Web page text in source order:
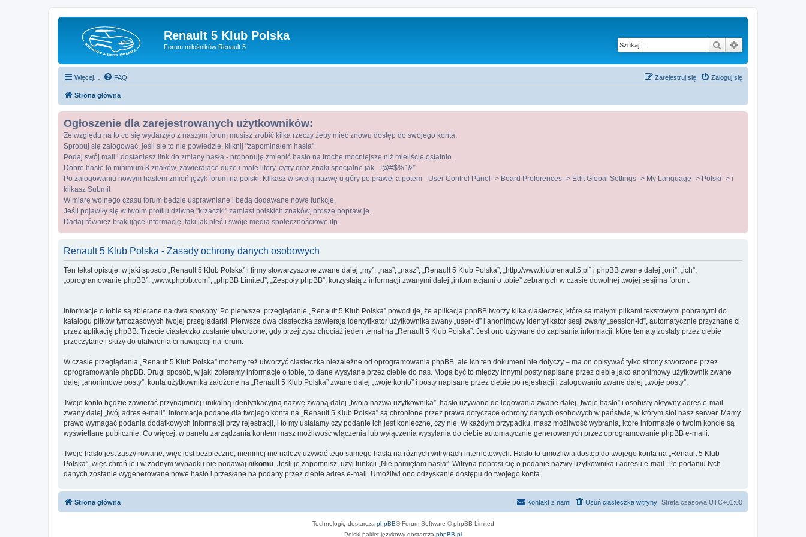
Renault 5 Klub Polska
Forum miłośników Renault 5 Szukaj
Więcej… FAQ Zaloguj się
Zarejestruj się
Strona główna
Ogłoszenie dla zarejestrowanych użytkowników:
Ze względu na to co się wydarzyło z naszym forum musisz zrobić kilka rzeczy żeby mieć znowu dostęp do swojego konta.
Spróbuj się zalogować, jeśli się to nie powiedzie, kliknij "zapominałem hasła"
Podaj swój mail i dostaniesz link do zmiany hasła - proponuję zmienić hasło na trochę mocniejsze niż mieliście ostatnio.
Dobre hasło to minimum 8 znaków, zawierające duże i małe litery, cyfry oraz znaki specjalne jak - !@#$%^&*
Po zalogowaniu nowym hasłem zmień język forum na polski. Klikasz w swoją nazwę u góry po prawej a potem - User Control Panel -> Board Preferences -> Edit Global Settings -> My Language -> Polski -> i
klikasz Submit
W miarę wolnego czasu forum będzie usprawniane i będą dodawane nowe funkcje.
Jeśli pojawiły się w twoim profilu dziwne "krzaczki" zamiast polskich znaków, proszę popraw je.
Dadaj również brakujące informację, taki jak płeć i swoje media społecznościowe itp.
Renault 5 Klub Polska - Zasady ochrony danych osobowych
Ten tekst opisuje, w jaki sposób „Renault 5 Klub Polska” i firmy stowarzyszone zwane dalej „my”, „nas”, „nasz”, „Renault 5 Klub Polska”, „http://www.klubrenault5.pl” i phpBB zwane dalej „oni”, „ich”,
„oprogramowanie phpBB”, „www.phpbb.com”, „phpBB Limited”, „Zespoły phpBB”, korzystają z informacji zwanymi dalej „informacjami o tobie” zebranych w czasie dowolnej twojej sesji na forum.
Informacje o tobie są zbierane na dwa sposoby. Po pierwsze, przeglądanie „Renault 5 Klub Polska” powoduje, że aplikacja phpBB tworzy kilka ciasteczek, które są małymi plikami tekstowymi pobranymi do
katalogu plików tymczasowych twojej przeglądarki. Pierwsze dwa ciasteczka zawierają identyfikator użytkownika zwany „user-id” i anonimowy identyfikator sesji zwany „session-id”, automatycznie przyznane ci
przez aplikację phpBB. Trzecie ciasteczko zostanie utworzone, gdy przejrzysz chociaż jeden temat na „Renault 5 Klub Polska”. Jest ono używane do zapisania informacji, które tematy zostały przez ciebie
przeczytane i służy do ułatwienia ci nawigacji na forum.
W czasie przeglądania „Renault 5 Klub Polska” możemy też utworzyć ciasteczka niezależne od oprogramowania phpBB, ale ich ten dokument nie dotyczy – ma on opisywać tylko strony stworzone przez
oprogramowanie phpBB. Drugi sposób, w jaki zbieramy informacje o tobie, to dane wysyłane przez ciebie do nas. Mogą być to między innymi posty napisane przez ciebie jako anonimowy użytkownik zwane
dalej „anonimowe posty”, konta użytkownika założone na „Renault 5 Klub Polska” zwane dalej „twoje konto” i posty napisane przez ciebie po rejestracji i zalogowaniu zwane dalej „twoje posty”.
Twoje konto będzie zawierać przynajmniej unikalną identyfikacyjną nazwę zwaną dalej „twoja nazwa użytkownika”, hasło używane do logowania zwane dalej „twoje hasło” i osobisty aktywny adres e-mail
zwany dalej „twój adres e-mail”. Informacje podane dla twojego konta na „Renault 5 Klub Polska” są chronione przez prawa dotyczące ochrony danych osobowych w państwie, w którym stoi nasz serwer. Mamy
prawo wymagać podania dodatkowych informacji przy rejestracji, i to my ustalamy czy podanie ich jest konieczne, czy nie. W każdym przypadku, masz możliwość wybrania, które informacje o twoim koncie są
wyświetlane publicznie. Co więcej, w panelu zarządzania kontem masz możliwość włączenia lub wyłączenia wysyłania do ciebie automatycznie generowanych przez oprogramowanie phpBB e-maili.
Twoje hasło jest zaszyfrowane, więc jest bezpieczne, niemniej nie należy używać tego samego hasła na różnych witrynach internetowych. Hasło to umożliwia dostęp do twojego konta na „Renault 5 Klub
Polska”, więc chroń je i w żadnym wypadku nie podawaj nikomu . Jeśli je zapomnisz, użyj funkcji „Nie pamiętam hasła”. Witryna poprosi cię o podanie nazwy użytkownika i adresu e-mail. Po podaniu tych
danych zostanie wygenerowane nowe hasło i przesłane na podany przez ciebie adres e-mail. Umożliwi ono odzyskanie dostępu do twojego konta.
Strona główna Strefa czasowa UTC+01:00
Usuń ciasteczka witryny
Kontakt z nami
Technologię dostarcza phpBB® Forum Software © phpBB Limited
Polski pakiet językowy dostarcza phpBB.pl